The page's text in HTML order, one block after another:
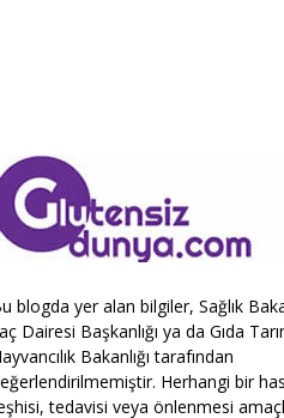
blogda yer alan bilgiler, Sağlık
Dairesi Başkanlığı ya da Gıda
Bakanlığı tarafından
Herhangi bir
tedavisi veya önlenmesi